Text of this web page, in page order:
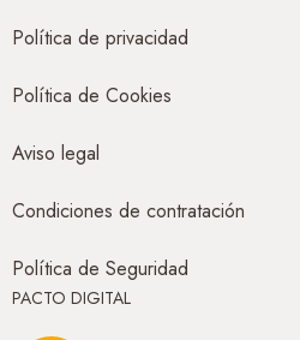
Política de privacidad
Política de Cookies
Aviso legal
Condiciones de contratación
Política de Seguridad
PACTO DIGITAL